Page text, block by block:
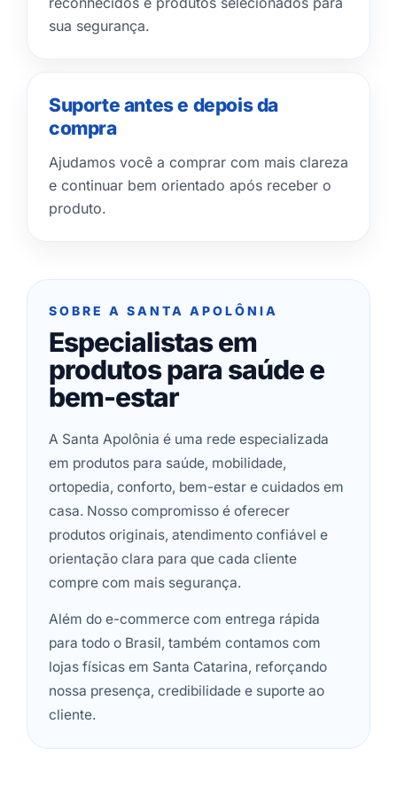
sua segurança.
Suporte antes e depois da
compra
Ajudamos você a comprar com mais clareza
e continuar bem orientado após receber o
produto.
SOBRE A SANTA APOLÔNIA
Especialistas em
produtos para saúde e
bem-estar
A Santa Apolônia é uma rede especializada
em produtos para saúde, mobilidade,
ortopedia, conforto, bem-estar e cuidados em
casa. Nosso compromisso é oferecer
produtos originais, atendimento confiável e
orientação clara para que cada cliente
compre com mais segurança.
Além do e-commerce com entrega rápida
para todo o Brasil, também contamos com
lojas físicas em Santa Catarina, reforçando
nossa presença, credibilidade e suporte ao
cliente.